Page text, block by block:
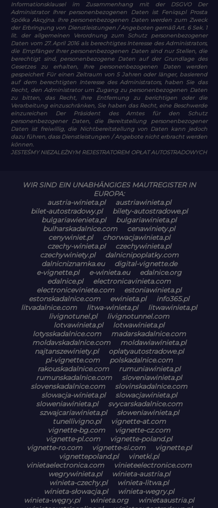
Informationsklausel im Zusammenhang mit der DSGVO
Der
Administrator Ihrer personenbezogenen Daten ist Feniqs.pl Prosta
Spółka Akcyjna. Ihre personenbezogenen Daten werden zum Zweck
der Erbringung von Dienstleistungen / Angeboten gemäß Art. 6 Sek. 1
lit. der allgemeinen Verordnung zum Schutz personenbezogener
Daten vom 27. April 2016 als berechtigtes Interesse des Administrators,
die Empfänger Ihrer personenbezogenen Daten sind nur Stellen, die
berechtigt sind, personenbezogene Daten auf der Grundlage des
Gesetzes zu erhalten, Ihre personenbezogenen Daten werden
gespeichert Für einen Zeitraum von 5 Jahren oder länger, basierend
auf dem berechtigten Interesse des Administrators, haben Sie das
Recht, den Administrator um Zugang zu personenbezogenen Daten
zu bitten, das Recht, ihre Entfernung zu berichtigen oder die
Verarbeitung einzuschränken, Sie haben das Recht, eine Beschwerde
einzureichen Der Präsident des Amtes für den Schutz
personenbezogener Daten, die Bereitstellung personenbezogener
Daten ist freiwillig, die Nichtbereitstellung von Daten kann jedoch
dazu führen, dass Dienstleistungen / Angebote nicht erbracht werden
können.
JESTEŚMY NIEZALEŻNYM REJESTRATOREM OPŁAT AUTOSTRADOWYCH
WIR SIND EIN UNABHÄNGIGES MAUTREGISTER IN
EUROPA:
austria-winieta.pl
austriawinieta.pl
bilet-autostradowy.pl
bilety-autostradowe.pl
bulgariawienieta.pl
bulgariawinieta.pl
bulharskadalnice.com
cenawiniety.pl
cenywiniet.pl
chorwacjawinieta.pl
czechy-winieta.pl
czechywinieta.pl
czechywiniety.pl
dalnicnipoplatky.com
dalnicniznamka.eu
digital-vignette.de
e-vignette.pl
e-winieta.eu
edalnice.org
edalnice.pl
electronicavinieta.com
electroniceviniete.com
estoniawinieta.pl
estonskadalnice.com
ewinieta.pl
info365.pl
litvadalnice.com
litwa-winieta.pl
litwawinieta.pl
livignotunel.pl
livignotunnel.com
lotvawinieta.pl
lotwawinieta.pl
lotysskadalnice.com
madarskadalnice.com
moldavskadalnice.com
moldawiawinieta.pl
najtanszewiniety.pl
oplatyautostradowe.pl
pl-vignette.com
polskadalnice.com
rakouskadalnice.com
rumuniawinieta.pl
rumunskadalnice.com
sloveniawinieta.pl
slovenskadalnice.com
slovinskadalnice.com
slowacja-winieta.pl
slowacjawinieta.pl
sloweniawinieta.pl
svycarskadalnice.com
szwajcariawinieta.pl
słoweniawinieta.pl
tunellivigno.pl
vignette-at.com
vignette-bg.com
vignette-cz.com
vignette-pl.com
vignette-poland.pl
vignette-ro.com
vignette-si.com
vignette.pl
vignettepoland.pl
vinetki.pl
vinietaelectronica.com
vinieteelectronice.com
wegrywinieta.pl
winieta-austria.pl
winieta-czechy.pl
winieta-litwa.pl
winieta-słowacja.pl
winieta-wegry.pl
winieta-węgry.pl
winieta.org
winietaaustria.pl